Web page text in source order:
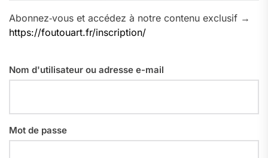
Abonnez‑vous et accédez à notre contenu exclusif →
https://foutouart.fr/inscription/
Nom d'utilisateur ou adresse e-mail
Mot de passe